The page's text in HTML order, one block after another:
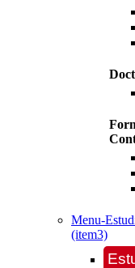
Menu-
(item3)